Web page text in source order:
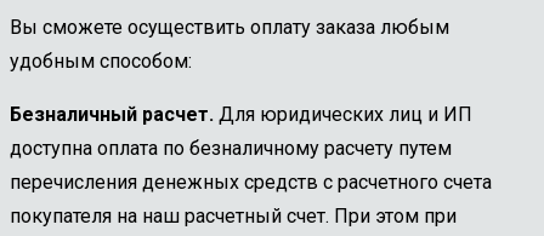
Вы сможете осуществить оплату заказа любым
удобным способом:
Безналичный расчет. Для юридических лиц и ИП
доступна оплата по безналичному расчету путем
перечисления денежных средств с расчетного счета
покупателя на наш расчетный счет. При этом при